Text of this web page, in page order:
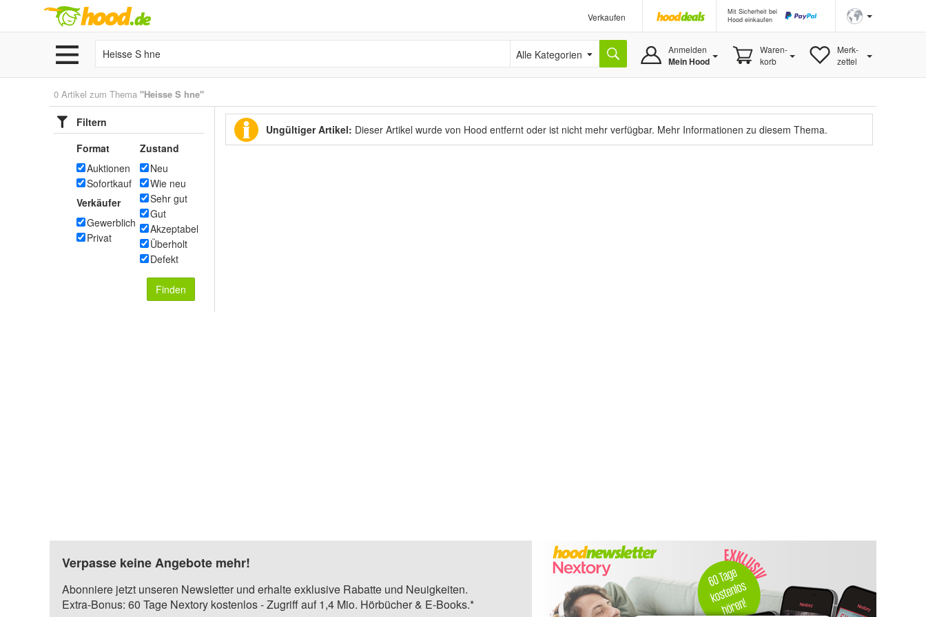
Verkaufen
Mit Sicherheit bei
Hood einkaufen
Alle Kategorien Anmelden
Mein Hood
Waren-
korb
Merk-
zettel
0 Artikel zum Thema "Heisse S hne"
Filtern
Format
Auktionen
Sofortkauf
Verkäufer
Gewerblich
Privat
Zustand
Neu
Wie neu
Sehr gut
Gut
Akzeptabel
Überholt
Defekt
Finden
Ungültiger Artikel: Dieser Artikel wurde von Hood entfernt oder ist nicht mehr verfügbar. Mehr Informationen zu diesem Thema.
Verpasse keine Angebote mehr!
Abonniere jetzt unseren Newsletter und erhalte exklusive Rabatte und Neuigkeiten.
Extra-Bonus: 60 Tage Nextory kostenlos - Zugriff auf 1,4 Mio. Hörbücher & E-Books.*